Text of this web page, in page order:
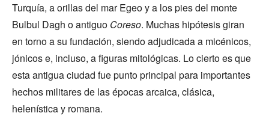
Turquía, a orillas del mar Egeo y a los pies del monte
Bulbul Dagh o antiguo Coreso. Muchas hipótesis giran
en torno a su fundación, siendo adjudicada a micénicos,
jónicos e, incluso, a figuras mitológicas. Lo cierto es que
esta antigua ciudad fue punto principal para importantes
hechos militares de las épocas arcaica, clásica,
helenística y romana.